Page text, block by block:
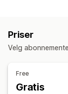
Side med alle
Høydepunkter
Måter å innhente
JSON-LD
Priser
Velg
Free
Gratis